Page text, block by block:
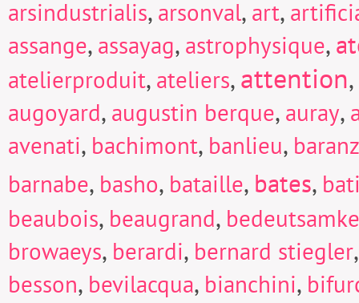
arsindustrialis, arsonval, art,
assange, assayag, astrophysique,
atelierproduit, ateliers,attention,
augoyard, augustin berque, auray,
avenati, bachimont, banlieu,
barnabe, basho, bataille, bates,
beaubois, beaugrand,
browaeys, berardi, bernard stiegler
besson, bevilacqua, bianchini,